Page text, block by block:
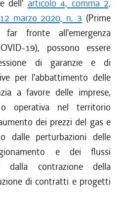
dell' articolo 4, comma 2,
marzo 2020, n. 3 (Prime
fronte all'emergenza
19), possono essere
di garanzie e di
per l'abbattimento delle
a favore delle imprese,
operativa nel territorio
dei prezzi del gas e
dalle perturbazioni delle
e dei flussi
dalla contrazione della
di contratti e progetti